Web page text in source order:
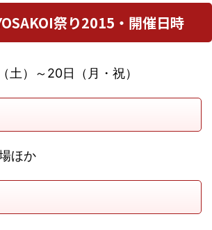
祭り2015・開催日時
土）～20日（月・祝）
ほか